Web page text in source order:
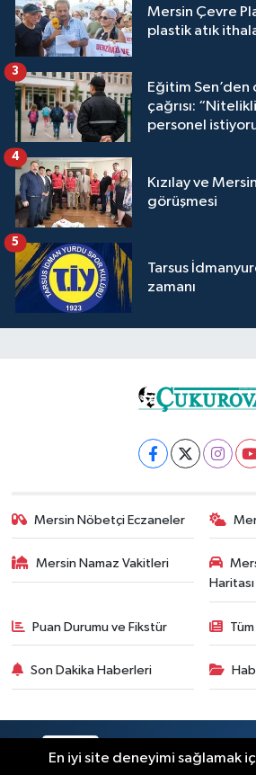
Mersin Çevre
plastik atık
Eğitim
çağrısı:
personel
3
Kızılay ve
görüşmesi
4
Tarsus
zamanı
5
Mersin Nöbetçi Eczaneler
Mersin Namaz Vakitleri
Haritası
Puan Durumu ve Fikstür
Son Dakika Haberleri
RSS Copyright © 2025.
En iyi site deneyimi sağlamak